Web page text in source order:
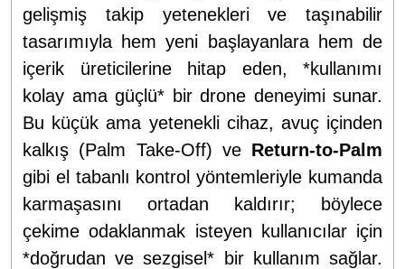
gelişmiş takip yetenekleri ve taşınabilir
tasarımıyla hem yeni başlayanlara hem de
içerik üreticilerine hitap eden, *kullanımı
kolay ama güçlü* bir drone deneyimi sunar.
Bu küçük ama yetenekli cihaz, avuç içinden
kalkış (Palm Take-Off) ve Return-to-Palm
gibi el tabanlı kontrol yöntemleriyle kumanda
karmaşasını ortadan kaldırır; böylece
çekime odaklanmak isteyen kullanıcılar için
*doğrudan ve sezgisel* bir kullanım sağlar.